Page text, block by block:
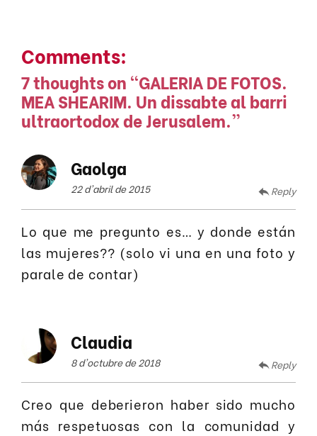
Comments:
7 thoughts on “GALERIA DE FOTOS.
MEA SHEARIM. Un dissabte al barri
ultraortodox de Jerusalem.”
Gaolga
22 d'abril de 2015 Reply
Lo que me pregunto es… y donde están
las mujeres?? (solo vi una en una foto y
parale de contar)
Claudia
8 d'octubre de 2018 Reply
Creo que deberieron haber sido mucho
más respetuosas con la comunidad y